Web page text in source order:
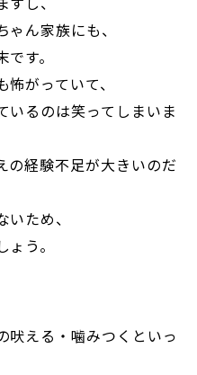
ん家族にも、
す。
がっていて、
いるのは笑ってしまいま
の経験不足が大きいのだ
ため、
う。
吠える・噛みつくといっ